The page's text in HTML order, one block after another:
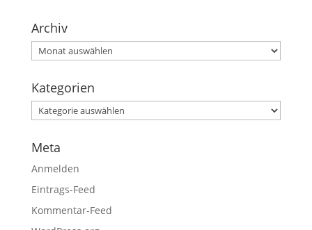
Archiv
Kategorien
Meta
Anmelden
Eintrags-Feed
Kommentar-Feed